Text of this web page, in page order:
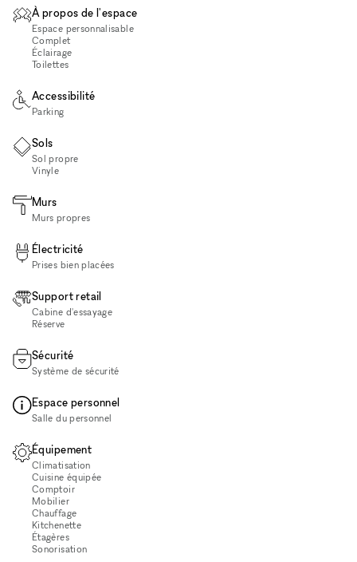
À propos de l'espace
Espace personnalisable
Complet
Éclairage
Toilettes
Accessibilité
Parking
Sols
Sol propre
Vinyle
Murs
Murs propres
Électricité
Prises bien placées
Support retail
Cabine d'essayage
Réserve
Sécurité
Système de sécurité
Espace personnel
Salle du personnel
Équipement
Climatisation
Cuisine équipée
Comptoir
Mobilier
Chauffage
Kitchenette
Étagères
Sonorisation